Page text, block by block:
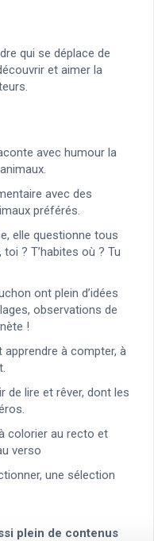
qui se déplace de
et aimer la
avec humour la
avec des
préférés.
elle questionne tous
toi ? T’habites où ? Tu
ont plein d’idées
observations de
!
apprendre à compter, à
de lire et rêver, dont les
colorier au recto et
verso
une sélection
plein de contenus